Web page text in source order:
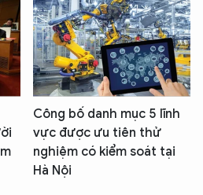
Công bố danh mục 5 lĩnh
vực được ưu tiên thử
nghiệm có kiểm soát tại
Hà Nội